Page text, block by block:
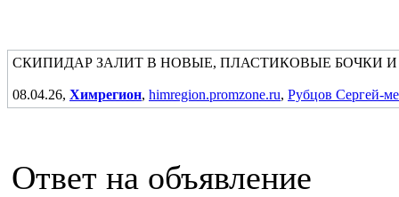
СКИПИДАР ЗАЛИТ В НОВЫЕ, ПЛАСТИКОВЫЕ БОЧКИ
08.04.26, Химрегион, himregion.promzone.ru, Рубцов Сергей-
Ответ на объявление